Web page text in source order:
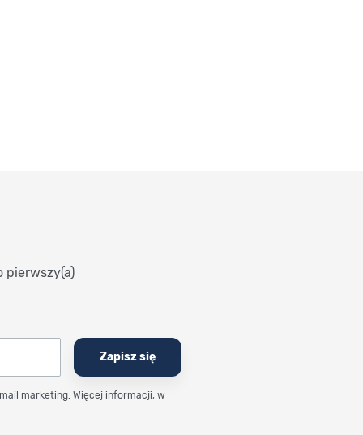
pierwszy(a)
marketing. Więcej informacji, w
Zapisz się